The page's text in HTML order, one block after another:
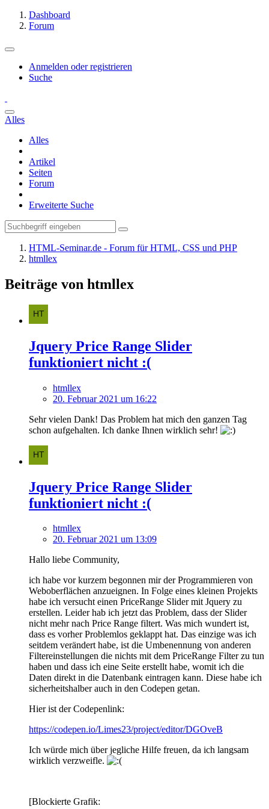
Dashboard
Forum
Anmelden oder registrieren
Suche
Alles
Alles
Artikel
Seiten
Forum
Erweiterte Suche
HTML-Seminar.de - Forum für HTML, CSS und PHP
htmllex
Beiträge von htmllex
Jquery Price Range Slider
funktioniert nicht :(
htmllex
20. Februar 2021 um 16:22
Sehr vielen Dank! Das Problem hat mich den ganzen Tag
schon aufgehalten. Ich danke Ihnen wirklich sehr!
Jquery Price Range Slider
funktioniert nicht :(
htmllex
20. Februar 2021 um 13:09
Hallo liebe Community,
ich habe vor kurzem begonnen mir der Programmieren von
Weboberflächen anzueignen. In Folge eines kleinen Projekts
habe ich versucht einen PriceRange Slider mit Jquery zu
erstellen. Leider hab ich jetzt das Problem, dass der Slider
nicht mehr nach Price Range filtert. Was mich wundert ist,
dass es vorher Problemlos geklappt hat. Das einzige was ich
seitdem verändert habe, ist die Umbenennung von anderen
Filtereinstellungen die nichts mit dem PriceRange Filter zu tun
haben und dass ich eine Seite erstellt habe, womit ich die
Daten direkt in die Datenbank eintragen kann. Diese habe ich
sicherheitshalber auch in den Codepen getan.
Hier ist der Codepenlink:
https://codepen.io/Limes23/project/editor/DGOveB
Ich würde mich über jegliche Hilfe freuen, da ich langsam
wirklich verzweifle.
[Blockierte Grafik: